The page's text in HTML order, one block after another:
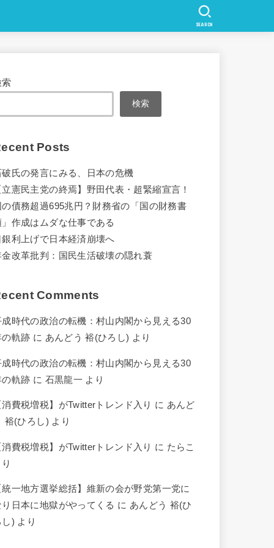
SEARCH
索
検索
Posts
破氏の発言にみる、日本の危機
立憲民主党の終焉】野田代表・超緊縮宣言！
の債務超過695兆円？財務省の「国の財務書
」作成はムダな仕事である
銀利上げで日本経済崩壊へ
金改革批判：国民生活破壊の隠れ蓑
Comments
成時代の政治の転機：村山内閣から見える30
の軌跡 に あんどう 裕(ひろし) より
成時代の政治の転機：村山内閣から見える30
の軌跡 に 石黒龍一 より
消費税増税】がTwitterトレンド入り に あんど
裕(ひろし) より
消費税増税】がTwitterトレンド入り に たらこ
統一地方選挙総括】維新の会が野党第一党に
り日本に地獄がやってくる に あんどう 裕(ひ
し) より